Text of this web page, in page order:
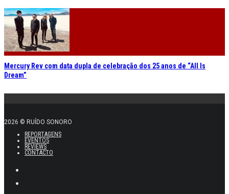
Mercury Rev com data dupla de celebração dos 25 anos de “All Is
Dream”
2026 © RUÍDO SONORO
REPORTAGENS
EVENTOS
REVIEWS
CONTACTO